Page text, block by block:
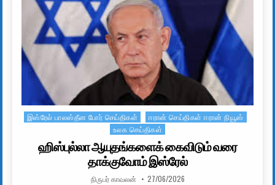
Posted in
இஸ்ரேல் பாலஸ்தீன போர் செய்திகள்
ஈரான் செய்திகள் ஈரான் நியூஸ்
உலக செய்திகள்
ஹிஸ்புல்லா ஆயுதங்களைக் கைவிடும் வரை
தாக்குவோம் இஸ்ரேல்
AUTHOR:
நிருபர் காவலன் PUBLISHED DATE:
27/06/2026